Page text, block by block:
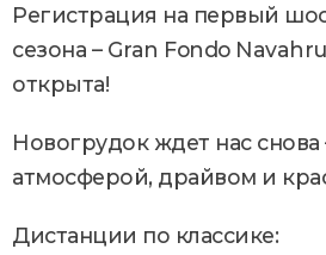
Регистрация на первый
сезона – Gran Fondo
открыта!
Новогрудок ждет нас снова
атмосферой, драйвом и
Дистанции по классике: